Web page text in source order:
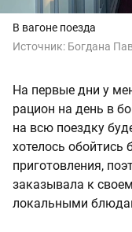
В вагоне поезда
Источник: Богдана
На первые дни у
рацион на день в
на всю поездку
хотелось обойтись
приготовления,
заказывала к
локальными